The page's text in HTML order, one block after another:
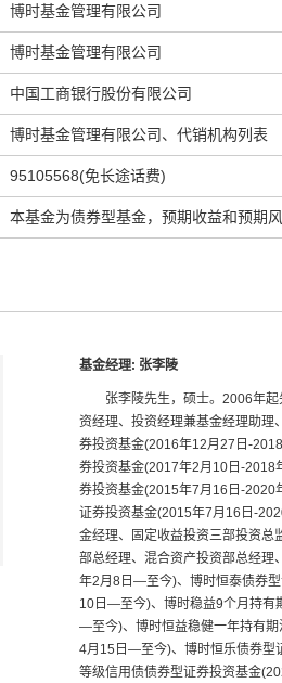
博时基金管理有限公司
博时基金管理有限公司
中国工商银行股份有限公司
博时基金管理有限公司、 代销机构列表
95105568(免长途话费)
本基金为债券型基金，预期收益和预期
基金经理: 张李陵
张李陵先生，硕士。2006年
资经理、投资经理兼基金经理助
券投资基金(2016年12月27日-
券投资基金(2017年2月10日-2018
券投资基金(2015年7月16日-2020
证券投资基金(2015年7月16日-
金经理、固定收益投资三部投资总
部总经理、混合资产投资部总经
年2月8日—至今)、博时恒泰债券
10日—至今)、博时稳益9个月持有
—至今)、博时恒益稳健一年持有
4月15日—至今)、博时恒乐债券型
等级信用债债券型证券投资基金